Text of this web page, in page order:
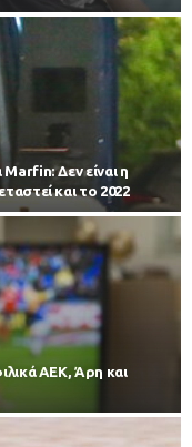
Δεν είναι η
και το 2022
ΑΕΚ, Άρη και